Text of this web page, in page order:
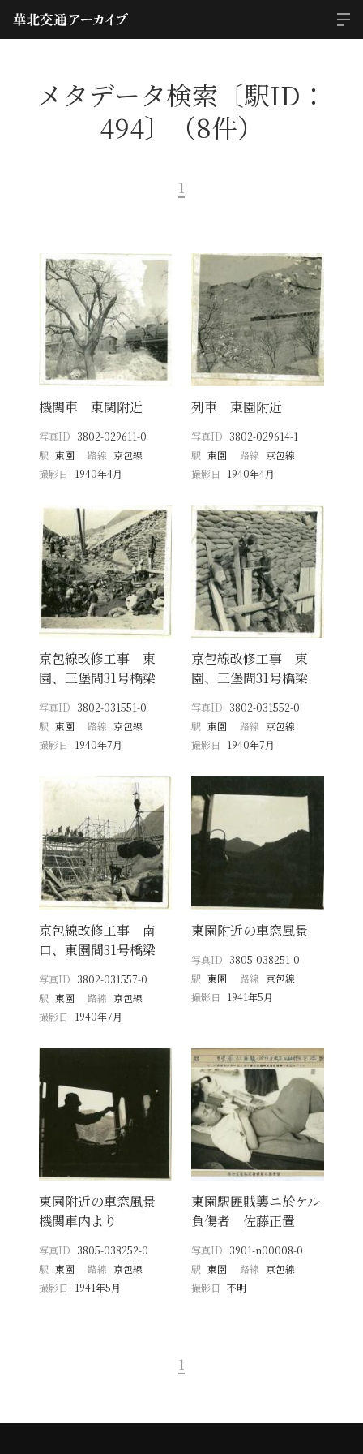
メタデータ検索〔駅ID：
494〕（8件）
1
機関車 東関附近
写真ID 3802-029611-0
駅 東園 路線 京包線
撮影日
1940年4月
列車 東園附近
写真ID 3802-029614-1
駅 東園 路線 京包線
撮影日
1940年4月
京包線改修工事 東
園、三堡間31号橋梁
写真ID 3802-031551-0
駅 東園 路線 京包線
撮影日
1940年7月
京包線改修工事 東
園、三堡間31号橋梁
写真ID 3802-031552-0
駅 東園 路線 京包線
撮影日
1940年7月
京包線改修工事 南
口、東園間31号橋梁
写真ID 3802-031557-0
駅 東園 路線 京包線
撮影日
1940年7月
東園附近の車窓風景
写真ID 3805-038251-0
駅 東園 路線 京包線
撮影日
1941年5月
東園附近の車窓風景
機関車内より
写真ID 3805-038252-0
駅 東園 路線 京包線
撮影日
1941年5月
東園駅匪賊襲ニ於ケル
負傷者 佐藤正置
写真ID 3901-n00008-0
駅 東園 路線 京包線
撮影日 不明
1